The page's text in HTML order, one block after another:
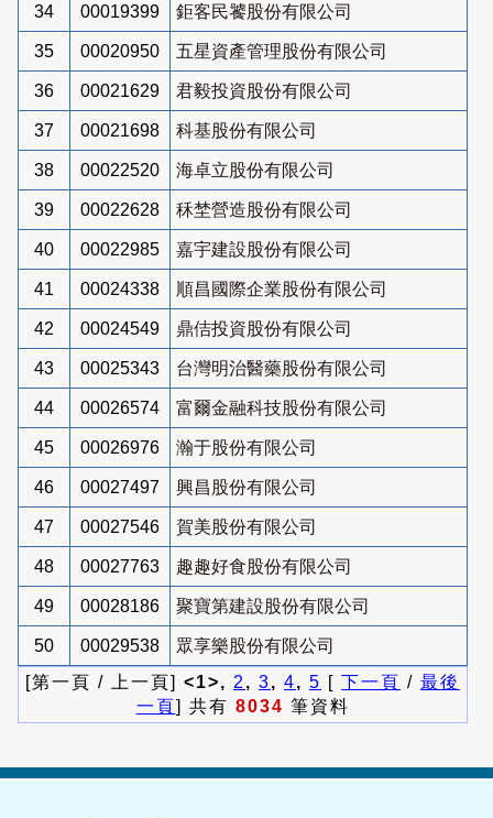
34 00019399 鉅客民饕股份有限公司
35 00020950 五星資產管理股份有限公司
36 00021629 君毅投資股份有限公司
37 00021698 科基股份有限公司
38 00022520 海卓立股份有限公司
39 00022628 秝埜營造股份有限公司
40 00022985 嘉宇建設股份有限公司
41 00024338 順昌國際企業股份有限公司
42 00024549 鼎佶投資股份有限公司
43 00025343 台灣明治醫藥股份有限公司
44 00026574 富爾金融科技股份有限公司
45 00026976 瀚于股份有限公司
46 00027497 興昌股份有限公司
47 00027546 賀美股份有限公司
48 00027763 趣趣好食股份有限公司
49 00028186 聚寶第建設股份有限公司
50 00029538
眾享樂股份有限公司
[第一頁 / 上一頁] <1>, 2 , 3, 4, 5 [ 下一頁 / 最後
一頁] 共有 8034 筆資料